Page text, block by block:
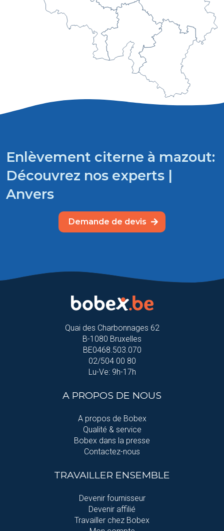
Enlèvement citerne à mazout:
Découvrez nos experts |
Anvers
Demande de devis
Quai des Charbonnages 62
B-1080 Bruxelles
BE0468.503.070
02/504 00 80
Lu-Ve: 9h-17h
A PROPOS DE NOUS
A propos de Bobex
Qualité & service
Bobex dans la presse
Contactez-nous
TRAVAILLER ENSEMBLE
Devenir fournisseur
Devenir affilié
Travailler chez Bobex